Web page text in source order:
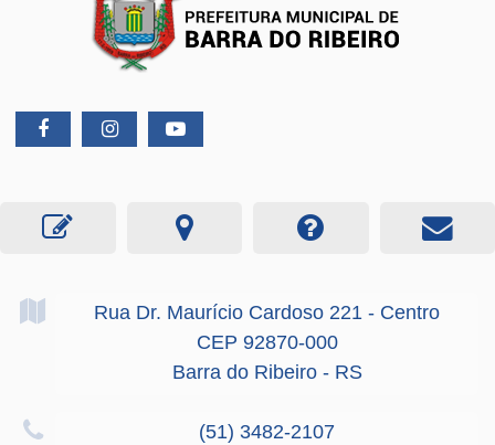
Rua Dr. Maurício Cardoso 221 - Centro
CEP 92870-000
Barra do Ribeiro - RS
(51) 3482-2107